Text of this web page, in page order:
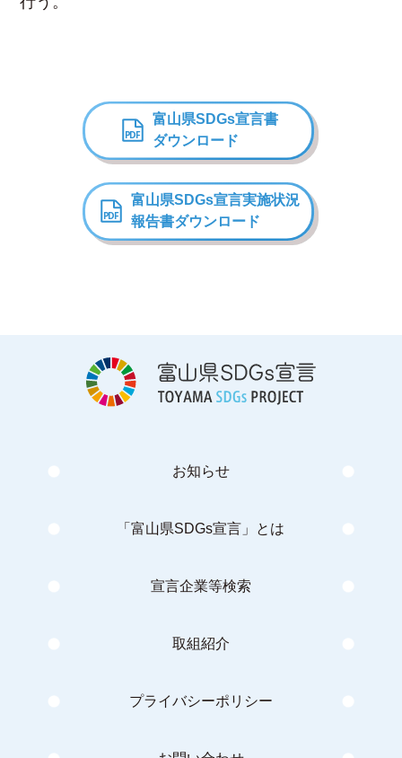
富山県SDGs宣言書
ダウンロード
富山県SDGs宣言実施状況
報告書ダウンロード
お知らせ
「富山県SDGs宣言」とは
宣言企業等検索
取組紹介
プライバシーポリシー